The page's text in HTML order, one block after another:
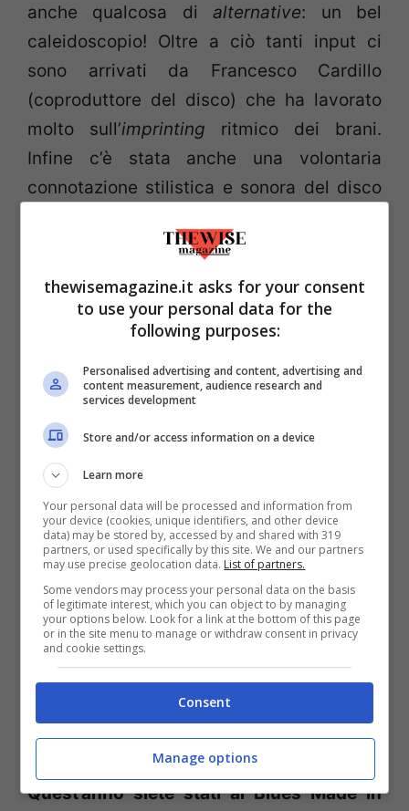
anche qualcosa dialternative: un bel
caleidoscopio! Oltre a ciò tanti input ci
sono arrivati da Francesco Cardillo
(coproduttore del disco) che ha lavorato
molto sull’imprinting ritmico dei brani.
Infine c’è stata anche una volontaria
connotazione stilistica e sonora del disco
ad esempio John Mayer e Bonamassa,
giusto per citare due tra i nomi più
conosciuti ai quali ci siamo ispirati.
Infine, per arrivare a questo risultato una
grossa mano ci è stata data dal nostro
amico e fonico Marco Mastrobuono in
studio di registrazione».
Credits to: Daniele Testa.
Quest’anno siete stati al Blues Made in
thewisemagazine.it asks for your consent
to use your personal data for the
following purposes:
Personalised advertising and content, advertising and
content measurement, audience research and
services development
Store and/or access information on a device
Learn more
Your personal data will be processed and information from
your device (cookies, unique identifiers, and other device
data) may be stored by, accessed by and shared with 319
partners, or used specifically by this site. We and our partners
may use precise geolocation data. List of partners.
Some vendors may process your personal data on the basis
of legitimate interest, which you can object to by managing
your options below. Look for a link at the bottom of this page
or in the site menu to manage or withdraw consent in privacy
and cookie settings.
Consent
Manage options